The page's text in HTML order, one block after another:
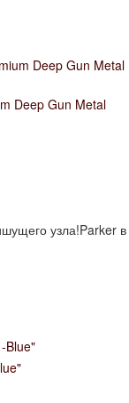
Deep Gun Metal
узла!Parker в